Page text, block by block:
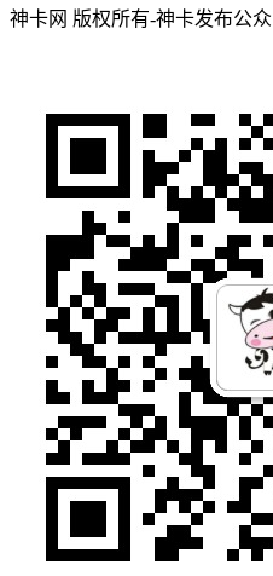
神卡网 版权所有-神卡发布公